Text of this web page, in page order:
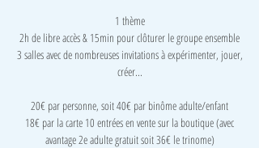
1 thème
2h de libre accès & 15min pour clôturer le groupe ensemble
3 salles avec de nombreuses invitations à expérimenter, jouer,
créer...
​20€ par personne, soit 40€ par binôme adulte/enfant
18€ par la carte 10 entrées en vente sur la boutique (avec
avantage 2e adulte gratuit soit 36€ le trinome)